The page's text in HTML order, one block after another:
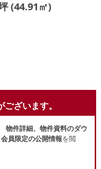
(44.91㎡)
ございます。
物件詳細、物件資料のダウ
会員限定の公開情報を閲